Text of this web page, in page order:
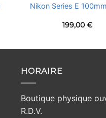
Nikon Series E
199,00€
HORAIRE
Boutique physique
R.D.V.